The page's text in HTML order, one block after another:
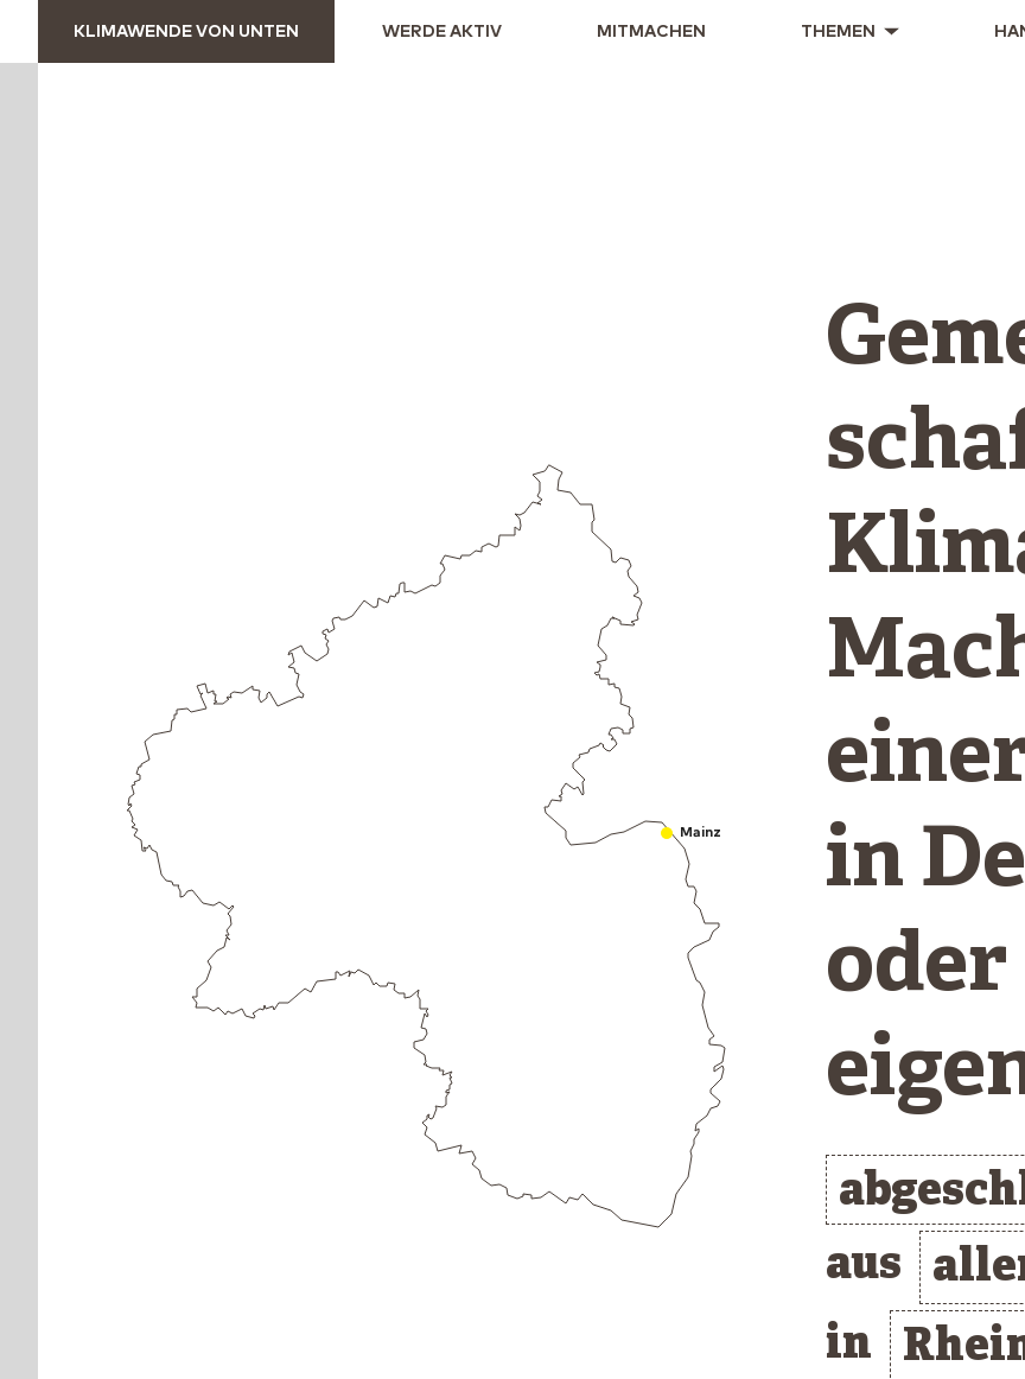
KLIMAWENDE VON UNTEN WERDE AKTIV MITMACHEN THEMEN
Mainz
in
aus
in